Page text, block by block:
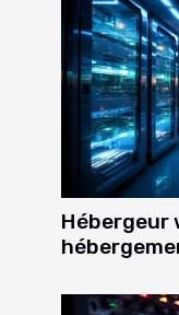
Hébergeur